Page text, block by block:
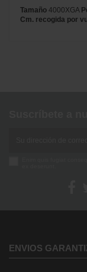
Tamaño 4000XGA
Cm. recogida por
ENVIOS